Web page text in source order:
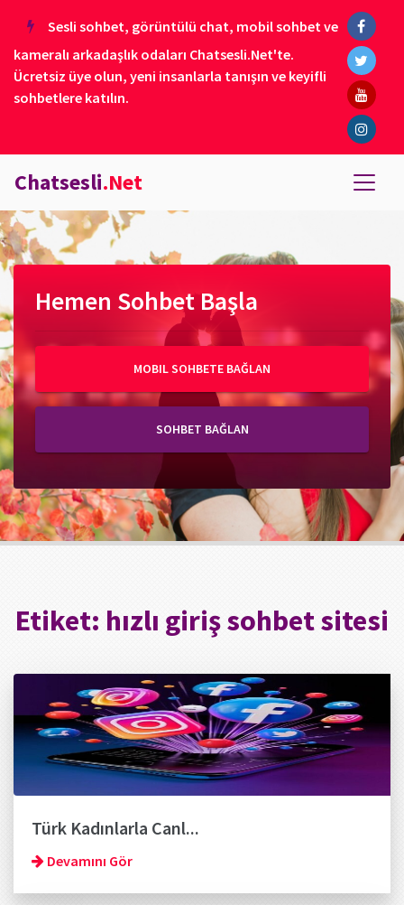
Sesli sohbet, görüntülü chat, mobil sohbet ve
kameralı arkadaşlık odaları Chatsesli.Net'te.
Ücretsiz üye olun, yeni insanlarla tanışın ve keyifli
sohbetlere katılın.
Chatsesli.Net
Hemen Sohbet Başla
MOBIL SOHBETE BAĞLAN
SOHBET BAĞLAN
Etiket: hızlı giriş sohbet sitesi
Türk Kadınlarla Canl...
Devamını Gör